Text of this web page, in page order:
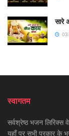
सारे
स्वागतम
सर्वश्रेष्ठ भजन
यहाँ पर सभी प्रकार के